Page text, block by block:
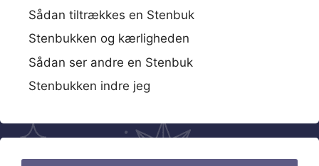
Sådan tiltrækkes en Stenbuk
Stenbukken og kærligheden
Sådan ser andre en Stenbuk
Stenbukken indre jeg